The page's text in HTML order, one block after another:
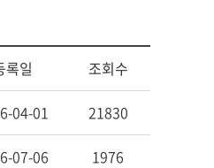
록일 조회수
04-01 21830
07-06 1976